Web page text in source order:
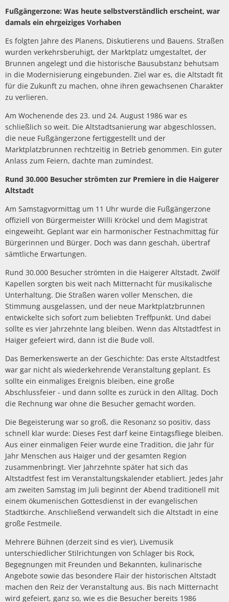
Fußgängerzone: Was heute selbstverständlich erscheint, war
damals ein ehrgeiziges Vorhaben
Es folgten Jahre des Planens, Diskutierens und Bauens. Straßen
wurden verkehrsberuhigt, der Marktplatz umgestaltet, der
Brunnen angelegt und die historische Bausubstanz behutsam
in die Modernisierung eingebunden. Ziel war es, die Altstadt fit
für die Zukunft zu machen, ohne ihren gewachsenen Charakter
zu verlieren.
Am Wochenende des 23. und 24. August 1986 war es
schließlich so weit. Die Altstadtsanierung war abgeschlossen,
die neue Fußgängerzone fertiggestellt und der
Marktplatzbrunnen rechtzeitig in Betrieb genommen. Ein guter
Anlass zum Feiern, dachte man zumindest.
Rund 30.000 Besucher strömten zur Premiere in die Haigerer
Altstadt
Am Samstagvormittag um 11 Uhr wurde die Fußgängerzone
offiziell von Bürgermeister Willi Kröckel und dem Magistrat
eingeweiht. Geplant war ein harmonischer Festnachmittag für
Bürgerinnen und Bürger. Doch was dann geschah, übertraf
sämtliche Erwartungen.
Rund 30.000 Besucher strömten in die Haigerer Altstadt. Zwölf
Kapellen sorgten bis weit nach Mitternacht für musikalische
Unterhaltung. Die Straßen waren voller Menschen, die
Stimmung ausgelassen, und der neue Marktplatzbrunnen
entwickelte sich sofort zum beliebten Treffpunkt. Und dabei
sollte es vier Jahrzehnte lang bleiben. Wenn das Altstadtfest in
Haiger gefeiert wird, dann ist die Bude voll.
Das Bemerkenswerte an der Geschichte: Das erste Altstadtfest
war gar nicht als wiederkehrende Veranstaltung geplant. Es
sollte ein einmaliges Ereignis bleiben, eine große
Abschlussfeier - und dann sollte es zurück in den Alltag. Doch
die Rechnung war ohne die Besucher gemacht worden.
Die Begeisterung war so groß, die Resonanz so positiv, dass
schnell klar wurde: Dieses Fest darf keine Eintagsfliege bleiben.
Aus einer einmaligen Feier wurde eine Tradition, die Jahr für
Jahr Menschen aus Haiger und der gesamten Region
zusammenbringt. Vier Jahrzehnte später hat sich das
Altstadtfest fest im Veranstaltungskalender etabliert. Jedes Jahr
am zweiten Samstag im Juli beginnt der Abend traditionell mit
einem ökumenischen Gottesdienst in der evangelischen
Stadtkirche. Anschließend verwandelt sich die Altstadt in eine
große Festmeile.
Mehrere Bühnen (derzeit sind es vier), Livemusik
unterschiedlicher Stilrichtungen von Schlager bis Rock,
Begegnungen mit Freunden und Bekannten, kulinarische
Angebote sowie das besondere Flair der historischen Altstadt
machen den Reiz der Veranstaltung aus. Bis nach Mitternacht
wird gefeiert, ganz so, wie es die Besucher bereits 1986